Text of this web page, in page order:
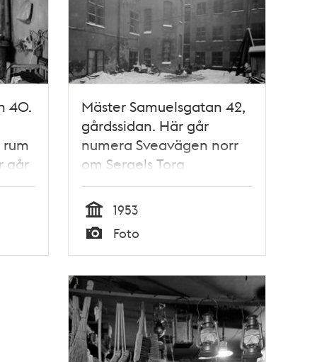
40.
går
Mäster Samuelsgatan 42,
gårdssidan. Här går
numera Sveavägen norr
om Sergels Torg
Tid
1953
Typ
Foto